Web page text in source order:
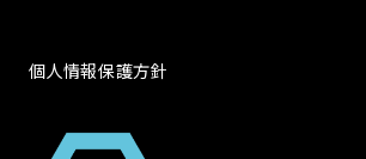
個人情報保護方針